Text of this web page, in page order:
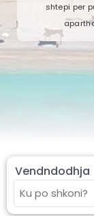
shtepi per
Vendndodhja